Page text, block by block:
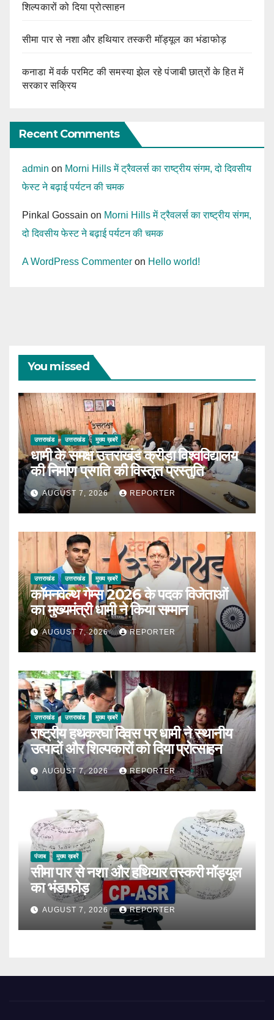
शिल्पकारों को दिया प्रोत्साहन
सीमा पार से नशा और हथियार तस्करी मॉड्यूल का भंडाफोड़
कनाडा में वर्क परमिट की समस्या झेल रहे पंजाबी छात्रों के हित में
सरकार सक्रिय
Recent Comments
admin on Morni Hills में ट्रैवलर्स का राष्ट्रीय संगम, दो दिवसीय
फेस्ट ने बढ़ाई पर्यटन की चमक
Pinkal Gossain on Morni Hills में ट्रैवलर्स का राष्ट्रीय संगम,
दो दिवसीय फेस्ट ने बढ़ाई पर्यटन की चमक
A WordPress Commenter on Hello world!
You missed
उत्तराखंड उत्तराखंड मुख्य ख़बरें
धामी के समक्ष उत्तराखंड क्रीड़ा विश्वविद्यालय
की निर्माण प्रगति की विस्तृत प्रस्तुति
AUGUST 7, 2026 REPORTER
उत्तराखंड उत्तराखंड मुख्य ख़बरें
कॉमनवेल्थ गेम्स 2026 के पदक विजेताओं
का मुख्यमंत्री धामी ने किया सम्मान
AUGUST 7, 2026 REPORTER
उत्तराखंड उत्तराखंड मुख्य ख़बरें
राष्ट्रीय हथकरघा दिवस पर धामी ने स्थानीय
उत्पादों और शिल्पकारों को दिया प्रोत्साहन
AUGUST 7, 2026 REPORTER
पंजाब मुख्य ख़बरें
सीमा पार से नशा और हथियार तस्करी मॉड्यूल
का भंडाफोड़
AUGUST 7, 2026 REPORTER